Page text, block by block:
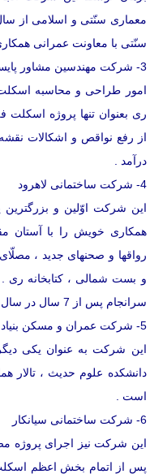
سنّتی با معاونت عمرانی
3- شركت مهندسین مشاور پایست
امور طراحی و محاسبه
ری بعنوان تنها پروژه
از رفع نواقص و اشكالات
درآمد .
4- شركت ساختمانی لاهرود
همكاری خویش را با آستان
رواقها و صحنهای جدید ،
و بست شمالی ، كتابخانه ری .
سرانجام پس از 7 سال در سال 1378 به كار خود پایان داد .
5- شركت عمران و مسكن بنیاد مستضعفان
این شركت به عنوان یكی
دانشكده علوم حدیث ، تالار
است .
6- شركت ساختمانی سیانكار
پس از اتمام بخش اعظم